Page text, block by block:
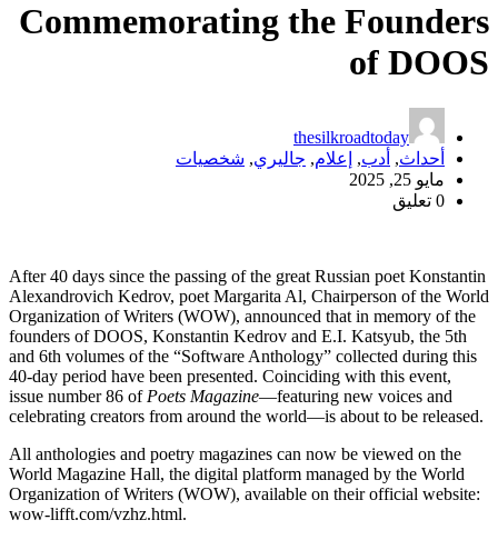
Commemorating the Founders
of DOOS
thesilkroadtoday
أحداث, أدب, إعلام, جاليري, شخصيات
مايو 25, 2025
0 تعليق
After 40 days since the passing of the great Russian poet Konstantin
Alexandrovich Kedrov, poet Margarita Al, Chairperson of the World
Organization of Writers (WOW), announced that in memory of the
founders of DOOS, Konstantin Kedrov and E.I. Katsyub, the 5th
and 6th volumes of the “Software Anthology” collected during this
40-day period have been presented. Coinciding with this event,
issue number 86 of Poets Magazine—featuring new voices and
celebrating creators from around the world—is about to be released.
All anthologies and poetry magazines can now be viewed on the
World Magazine Hall, the digital platform managed by the World
Organization of Writers (WOW), available on their official website:
wow-lifft.com/vzhz.html.